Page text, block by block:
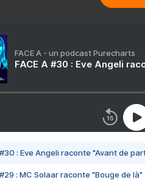
FACE A - un podcast Purecharts
FACE A #30 : Eve Angeli
#30 : Eve Angeli raconte "Avant de
#29 : MC Solaar raconte "Bouge de là"